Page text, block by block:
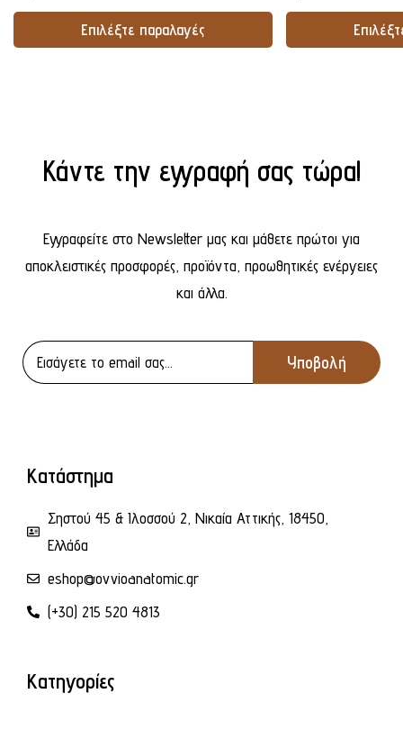
Επιλέξτε παραλαγές
Κάντε την εγγραφή σας τώρα!
Εγγραφείτε στο Newsletter μας και μάθετε πρώτοι για
αποκλειστικές προσφορές, προϊόντα, προωθητικές ενέργειες
και άλλα.
Κατάστημα
Σηστού 45 & Ιλοσσού 2, Νικαία Αττικής, 18450,
Ελλάδα
eshop@ovvioanatomic.gr
(+30) 215 520 4813
Κατηγορίες